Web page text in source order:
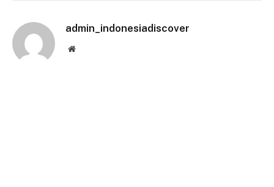
admin_indonesiadiscover
Website